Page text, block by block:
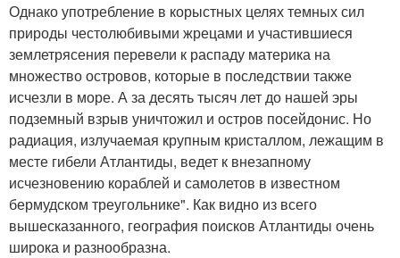
Однако употребление в корыстных целях темных сил
природы честолюбивыми жрецами и участившиеся
землетрясения перевели к распаду материка на
множество островов, которые в последствии также
исчезли в море. А за десять тысяч лет до нашей эры
подземный взрыв уничтожил и остров посейдонис. Но
радиация, излучаемая крупным кристаллом, лежащим в
месте гибели Атлантиды, ведет к внезапному
исчезновению кораблей и самолетов в известном
бермудском треугольнике". Как видно из всего
вышесказанного, география поисков Атлантиды очень
широка и разнообразна.